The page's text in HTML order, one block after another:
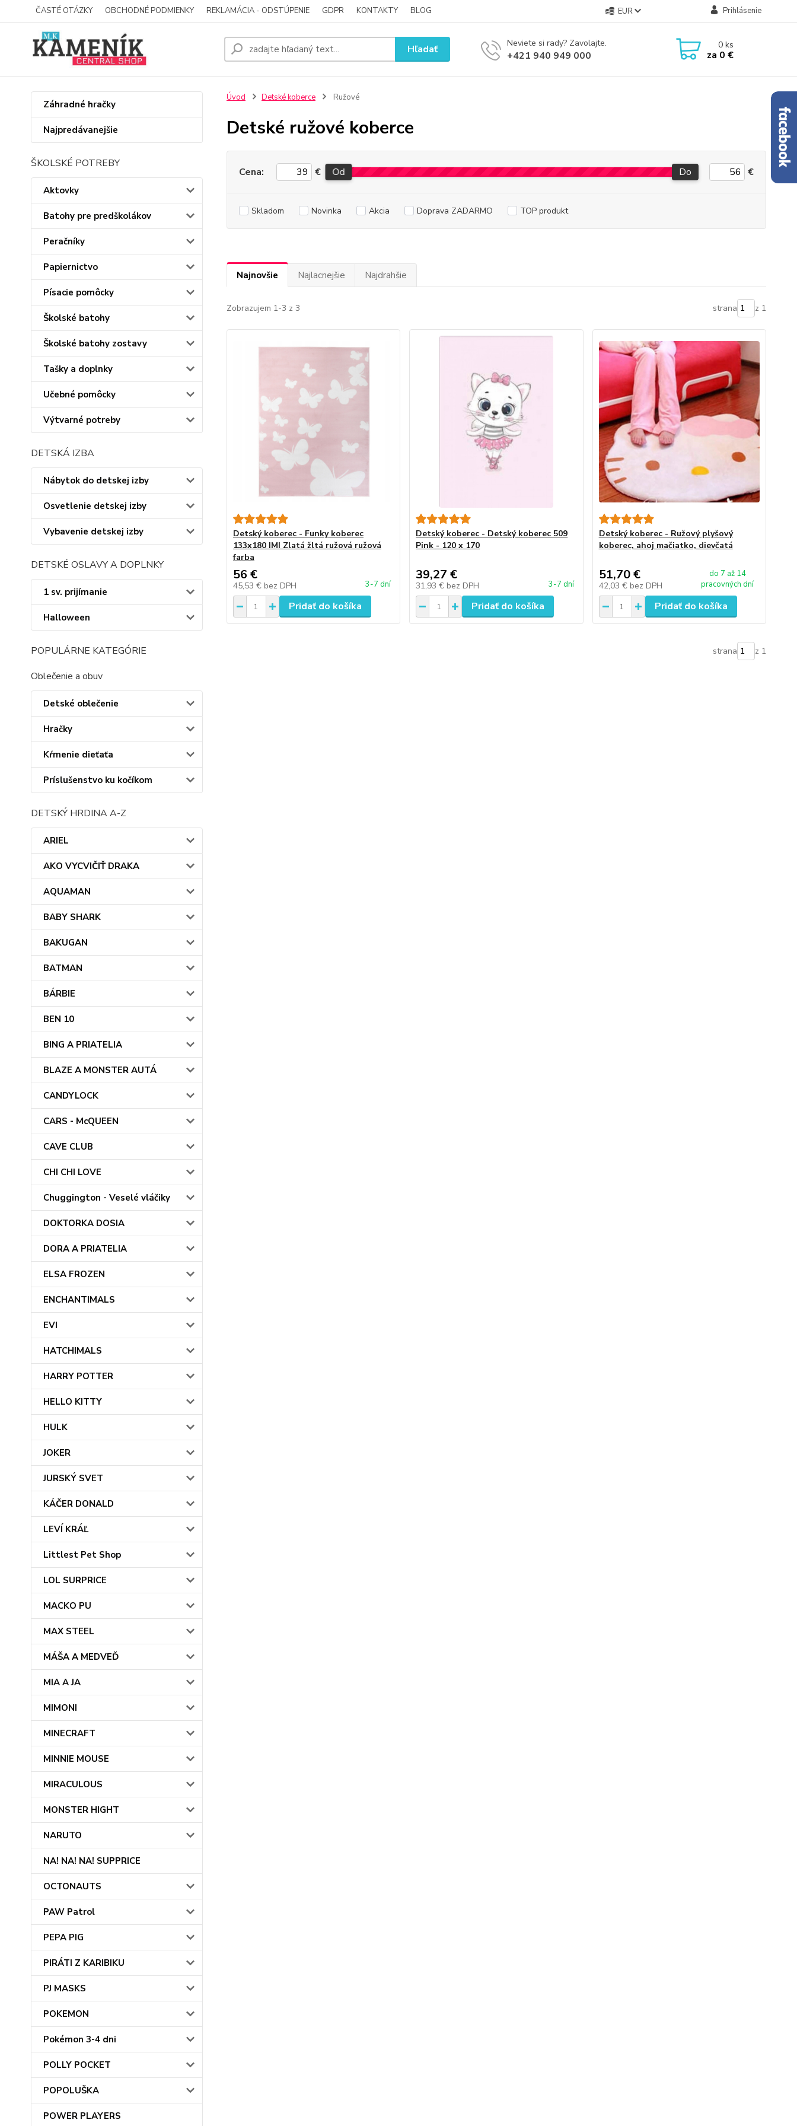
ČASTÉ OTÁZKY OBCHODNÉ PODMIENKY REKLAMÁCIA - ODSTÚPENIE GDPR KONTAKTY BLOG EUR Prihlásenie
Hľadať Neviete si rady? Zavolajte.
+421 940 949 000
0ks
za 0 €
Záhradné hračky
Najpredávanejšie
ŠKOLSKÉ POTREBY
Aktovky
Batohy pre predškolákov
Peračníky
Papiernictvo
Písacie pomôcky
Školské batohy
Školské batohy zostavy
Tašky a doplnky
Učebné pomôcky
Výtvarné potreby
DETSKÁ IZBA
Nábytok do detskej izby
Osvetlenie detskej izby
Vybavenie detskej izby
DETSKÉ OSLAVY A DOPLNKY
1 sv. prijímanie
Halloween
POPULÁRNE KATEGÓRIE
Oblečenie a obuv
Detské oblečenie
Hračky
Kŕmenie dieťaťa
Príslušenstvo ku kočíkom
DETSKÝ HRDINA A-Z
ARIEL
AKO VYCVIČIŤ DRAKA
AQUAMAN
BABY SHARK
BAKUGAN
BATMAN
BÁRBIE
BEN 10
BING A PRIATELIA
BLAZE A MONSTER AUTÁ
CANDYLOCK
CARS - McQUEEN
CAVE CLUB
CHI CHI LOVE
Chuggington - Veselé vláčiky
DOKTORKA DOSIA
DORA A PRIATELIA
ELSA FROZEN
ENCHANTIMALS
EVI
HATCHIMALS
HARRY POTTER
HELLO KITTY
HULK
JOKER
JURSKÝ SVET
KÁČER DONALD
LEVÍ KRÁĽ
Littlest Pet Shop
LOL SURPRICE
MACKO PU
MAX STEEL
MÁŠA A MEDVEĎ
MIA A JA
MIMONI
MINECRAFT
MINNIE MOUSE
MIRACULOUS
MONSTER HIGHT
NARUTO
NA! NA! NA! SUPPRICE
OCTONAUTS
PAW Patrol
PEPA PIG
PIRÁTI Z KARIBIKU
PJ MASKS
POKEMON
Pokémon 3-4 dni
POLLY POCKET
POPOLUŠKA
POWER PLAYERS
Úvod Detské koberce Ružové
Detské ružové koberce
Cena: € Od Do €
Skladom Novinka Akcia Doprava ZADARMO TOP produkt
Najnovšie Najlacnejšie Najdrahšie
Zobrazujem 1-3 z 3 strana z 1
Detský koberec - Funky koberec
133x180 IMI Zlatá žltá ružová ružová
farba
56 €
45,53 € bez DPH 3-7 dní
Pridať do košíka
Detský koberec - Detský koberec 509
Pink - 120 x 170
39,27 €
31,93 € bez DPH 3-7 dní
Pridať do košíka
Detský koberec - Ružový plyšový
koberec, ahoj mačiatko, dievčatá
51,70 €
42,03 € bez DPH
do 7 až 14
pracovných dní
Pridať do košíka
strana z 1